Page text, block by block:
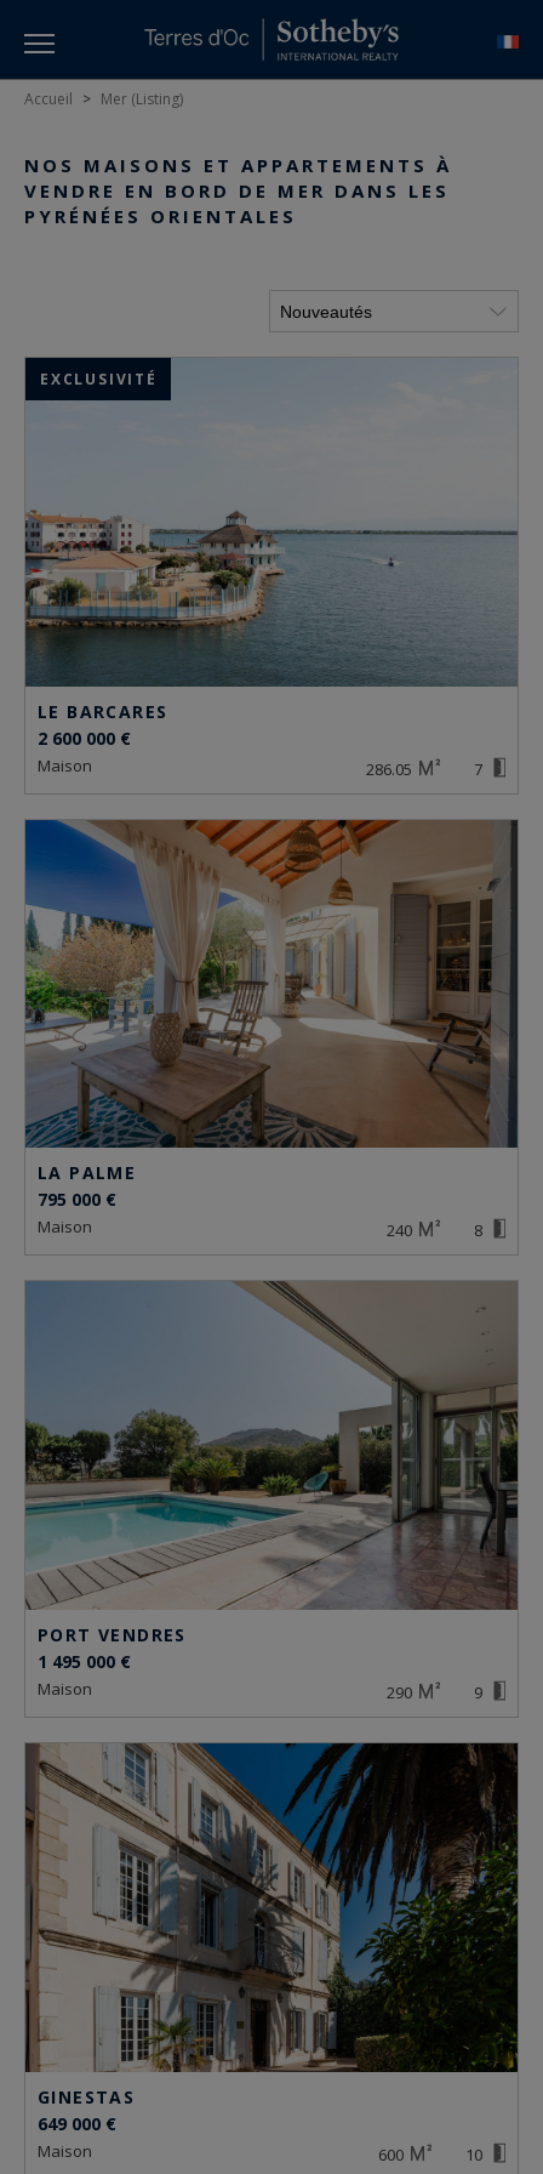
Accueil > Mer (Listing)
NOS MAISONS ET APPARTEMENTS À
VENDRE EN BORD DE MER DANS LES
PYRÉNÉES ORIENTALES
LE BARCARES
2 600 000 €
maison 286.05 7
EXCLUSIVITÉ
LA PALME
795 000 €
maison 240 8
PORT VENDRES
1 495 000 €
maison 290 9
GINESTAS
649 000 €
maison 600 10